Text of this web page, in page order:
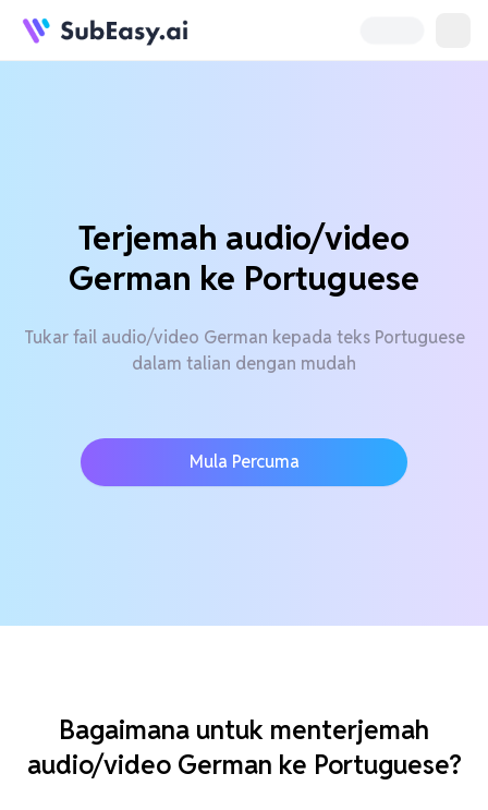
Terjemah audio/video
German ke Portuguese
Tukar fail audio/video German kepada teks Portuguese
dalam talian dengan mudah
Mula Percuma
Bagaimana untuk menterjemah
audio/video German ke Portuguese?